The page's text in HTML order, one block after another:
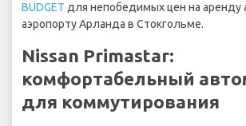
BUDGET для непобедимых цен на аренду
аэропорту Арланда в Стокгольме.
Nissan Primastar:
комфортабельный
для коммутирования